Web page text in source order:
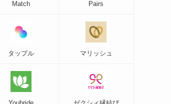
Match Pairs
タップル マリッシュ